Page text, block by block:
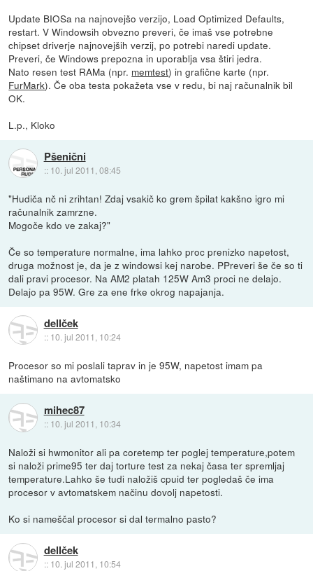
Update BIOSa na najnovejšo verzijo, Load Optimized Defaults,
restart. V Windowsih obvezno preveri, če imaš vse potrebne
chipset driverje najnovejših verzij, po potrebi naredi update.
Preveri, če Windows prepozna in uporablja vsa štiri jedra.
Nato resen test RAMa (npr. memtest) in grafične karte (npr.
FurMark). Če oba testa pokažeta vse v redu, bi naj računalnik bil
OK.
L.p., Kloko
Pšenični
:: 10. jul 2011, 08:45
"Hudiča nč ni zrihtan! Zdaj vsakič ko grem špilat kakšno igro mi
računalnik zamrzne.
Mogoče kdo ve zakaj?"
Če so temperature normalne, ima lahko proc prenizko napetost,
druga možnost je, da je z windowsi kej narobe. PPreveri še če so ti
dali pravi procesor. Na AM2 platah 125W Am3 proci ne delajo.
Delajo pa 95W. Gre za ene frke okrog napajanja.
dellček
:: 10. jul 2011, 10:24
Procesor so mi poslali taprav in je 95W, napetost imam pa
naštimano na avtomatsko
mihec87
:: 10. jul 2011, 10:34
Naloži si hwmonitor ali pa coretemp ter poglej temperature,potem
si naloži prime95 ter daj torture test za nekaj časa ter spremljaj
temperature.Lahko še tudi naložiš cpuid ter pogledaš če ima
procesor v avtomatskem načinu dovolj napetosti.
Ko si nameščal procesor si dal termalno pasto?
dellček
:: 10. jul 2011, 10:54